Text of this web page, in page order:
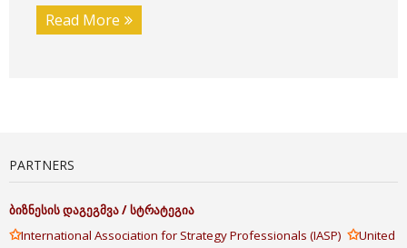
Read More
PARTNERS
ბიზნესისდაგეგმვა/სტრატეგია
✩International Association for Strategy Professionals (IASP) ✩United